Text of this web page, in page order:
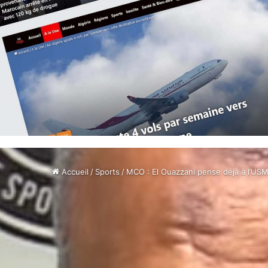
Accueil / Sports / MCO : El Ouazzani pense déjà à